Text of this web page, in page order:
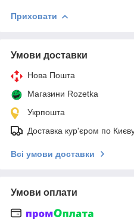
Приховати
Умови доставки
Нова Пошта
Магазини Rozetka
Укрпошта
Доставка кур'єром по
Всі умови доставки
Умови оплати